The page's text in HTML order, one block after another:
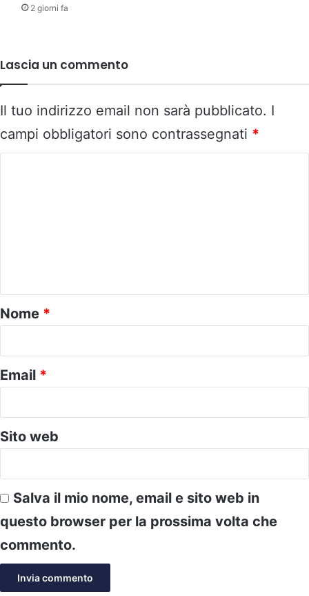
2 giorni fa
Lascia un commento
Il tuo indirizzo email non sarà pubblicato. I
campi obbligatori sono contrassegnati *
o
*
Nome *
Email *
Sito web
Salva il mio nome, email e sito web in
questo browser per la prossima volta che
commento.